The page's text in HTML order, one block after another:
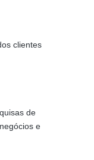
clientes
de
e